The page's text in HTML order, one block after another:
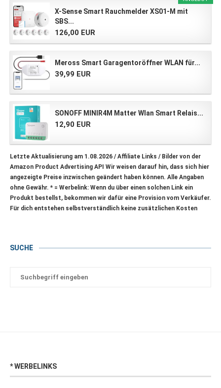
X-Sense Smart Rauchmelder XS01-M mit
SBS...
126,00 EUR
Meross Smart Garagentoröffner WLAN für...
39,99 EUR
SONOFF MINIR4M Matter Wlan Smart Relais...
12,90 EUR
Letzte Aktualisierung am 1.08.2026 / Affiliate Links / Bilder von der
Amazon Product Advertising API Wir weisen darauf hin, dass sich hier
angezeigte Preise inzwischen geändert haben können. Alle Angaben
ohne Gewähr. * = Werbelink: Wenn du über einen solchen Link ein
Produkt bestellst, bekommen wir dafür eine Provision vom Verkäufer.
Für dich entstehen selbstverständlich keine zusätzlichen Kosten
SUCHE
* WERBELINKS